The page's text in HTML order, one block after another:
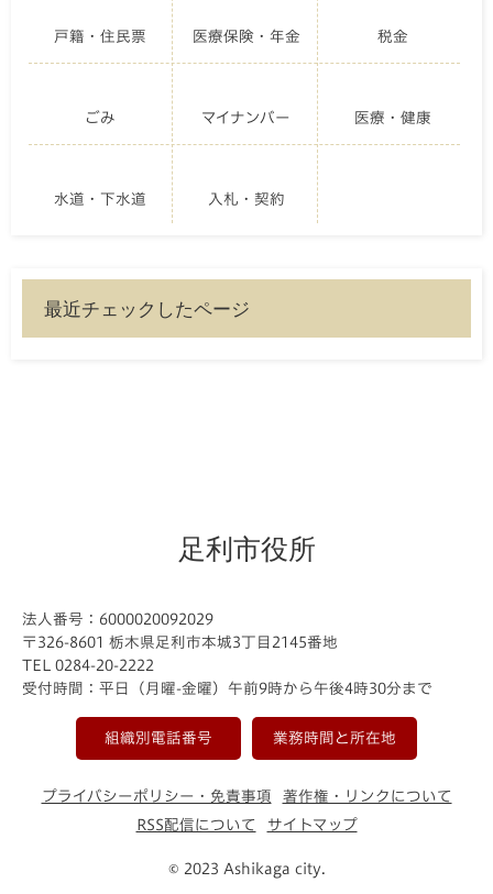
戸籍・住民票 医療保険・年金 税金
ごみ マイナンバー 医療・健康
水道・下水道 入札・契約
最近チェックしたページ
足利市役所
法人番号：6000020092029
〒326-8601 栃木県足利市本城3丁目2145番地
TEL 0284-20-2222
受付時間：平日（月曜-金曜）午前9時から午後4時30分まで
組織別電話番号 業務時間と所在地
プライバシーポリシー・免責事項
著作権・リンクについて
RSS配信について
サイトマップ
© 2023 Ashikaga city.